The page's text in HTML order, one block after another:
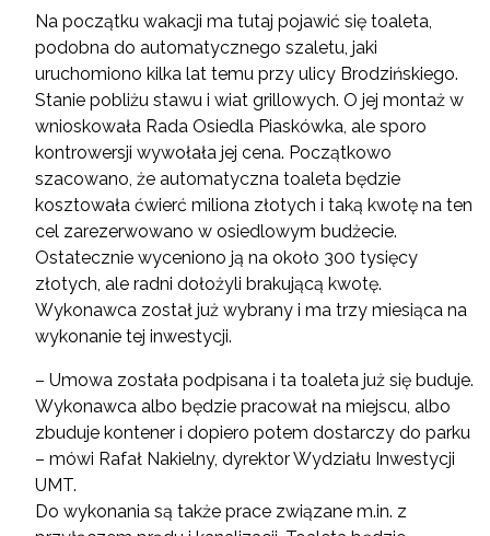
Na początku wakacji ma tutaj pojawić się toaleta,
podobna do automatycznego szaletu, jaki
uruchomiono kilka lat temu przy ulicy Brodzińskiego.
Stanie pobliżu stawu i wiat grillowych. O jej montaż w
wnioskowała Rada Osiedla Piaskówka, ale sporo
kontrowersji wywołała jej cena. Początkowo
szacowano, że automatyczna toaleta będzie
kosztowała ćwierć miliona złotych i taką kwotę na ten
cel zarezerwowano w osiedlowym budżecie.
Ostatecznie wyceniono ją na około 300 tysięcy
złotych, ale radni dołożyli brakującą kwotę.
Wykonawca został już wybrany i ma trzy miesiąca na
wykonanie tej inwestycji.
– Umowa została podpisana i ta toaleta już się buduje.
Wykonawca albo będzie pracował na miejscu, albo
zbuduje kontener i dopiero potem dostarczy do parku
– mówi Rafał Nakielny, dyrektor Wydziału Inwestycji
UMT.
Do wykonania są także prace związane m.in. z